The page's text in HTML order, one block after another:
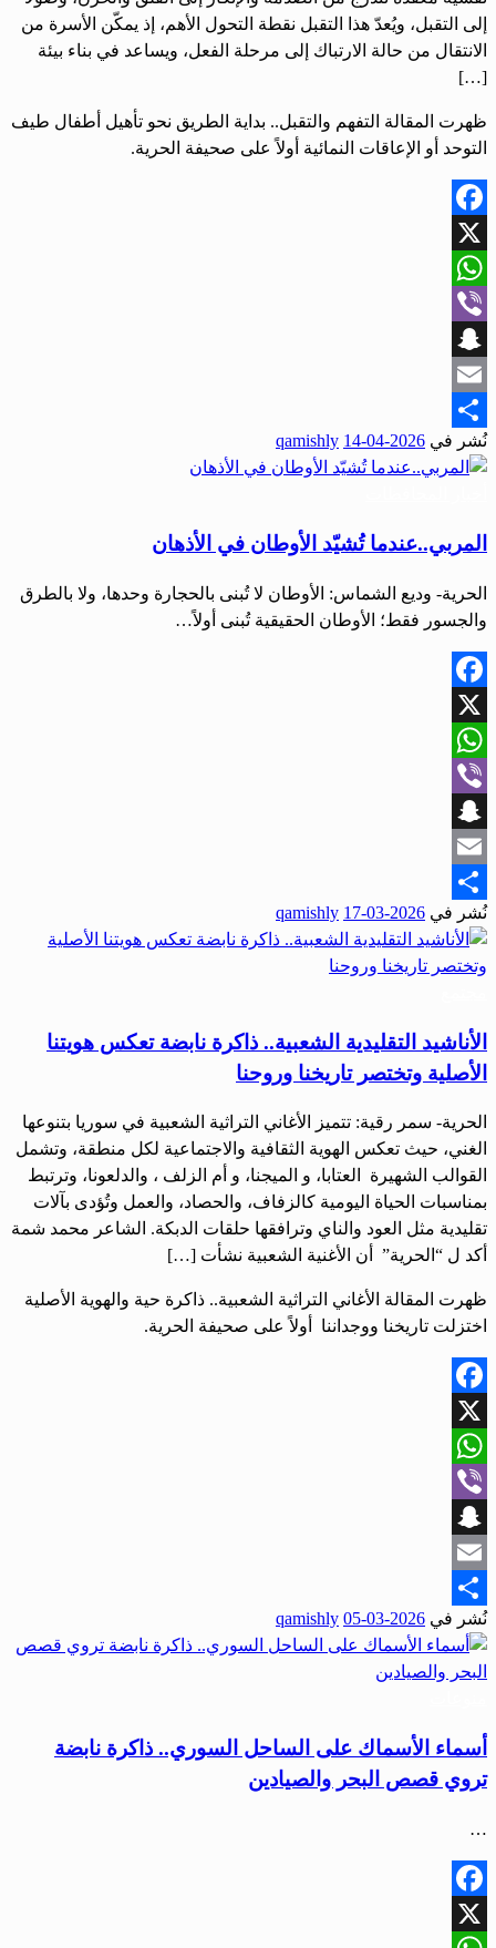
إلى التقبل، ويُعدّ هذا التقبل نقطة التحول الأهم، إذ يمكّن الأسرة من
الانتقال من حالة الارتباك إلى مرحلة الفعل، ويساعد في بناء بيئة
[…]
ظهرت المقالة التفهم والتقبل.. بداية الطريق نحو تأهيل أطفال طيف
التوحد أو الإعاقات النمائية أولاً على صحيفة الحرية.
Facebook
X
WhatsApp
Viber
Snapchat
Email
Share
نُشر في 2026-04-14
qamishly
المربي..عندما تُشيّد الأوطان في الأذهان
الحرية- وديع الشماس: الأوطان لا تُبنى بالحجارة وحدها، ولا بالطرق
والجسور فقط؛ الأوطان الحقيقية تُبنى أولاً…
Facebook
X
WhatsApp
Viber
Snapchat
Email
Share
نُشر في 2026-03-17
qamishly
الأناشيد التقليدية الشعبية.. ذاكرة نابضة تعكس هويتنا
الأصلية وتختصر تاريخنا وروحنا
الحرية- سمر رقية: تتميز الأغاني التراثية الشعبية في سوريا بتنوعها
الغني، حيث تعكس الهوية الثقافية والاجتماعية لكل منطقة، وتشمل
القوالب الشهيرة العتابا، و الميجنا، و أم الزلف ، والدلعونا، وترتبط
بمناسبات الحياة اليومية كالزفاف، والحصاد، والعمل وتُؤدى بآلات
تقليدية مثل العود والناي وترافقها حلقات الدبكة. الشاعر محمد شمة
أكد ل “الحرية” أن الأغنية الشعبية نشأت […]
ظهرت المقالة الأغاني التراثية الشعبية.. ذاكرة حية والهوية الأصلية
اختزلت تاريخنا ووجداننا أولاً على صحيفة الحرية.
Facebook
X
WhatsApp
Viber
Snapchat
Email
Share
نُشر في 2026-03-05
qamishly
أسماء الأسماك على الساحل السوري.. ذاكرة نابضة
تروي قصص البحر والصيادين
…
Facebook